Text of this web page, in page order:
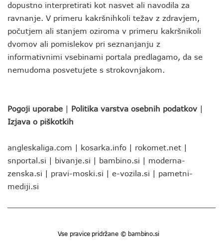
dopustno interpretirati kot nasvet ali navodila za
ravnanje. V primeru kakršnihkoli težav z zdravjem,
počutjem ali stanjem oziroma v primeru kakršnikoli
dvomov ali pomislekov pri seznanjanju z
informativnimi vsebinami portala predlagamo, da se
nemudoma posvetujete s strokovnjakom.
Pogoji uporabe | Politika varstva osebnih podatkov |
Izjava o piškotkih
angleskaliga.com | kosarka.info | rokomet.net |
snportal.si | bivanje.si | bambino.si | moderna-
zenska.si | pravi-moski.si | e-vozila.si | pametni-
mediji.si
Vse pravice pridržane © bambino.si